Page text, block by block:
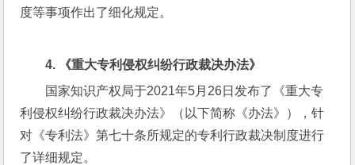
度等事项作出了细化规定。
4.
《重大专利侵权纠纷行政裁决办法》
国家知识产权局于2021年5月26日发布了《重大专
利侵权纠纷行政裁决办法》（以下简称《办法》），针
对《专利法》第七十条所规定的专利行政裁决制度进行
了详细规定。